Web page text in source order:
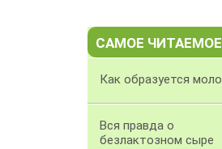
САМОЕ
Как образуется
Вся правда о
безлактозном сыре